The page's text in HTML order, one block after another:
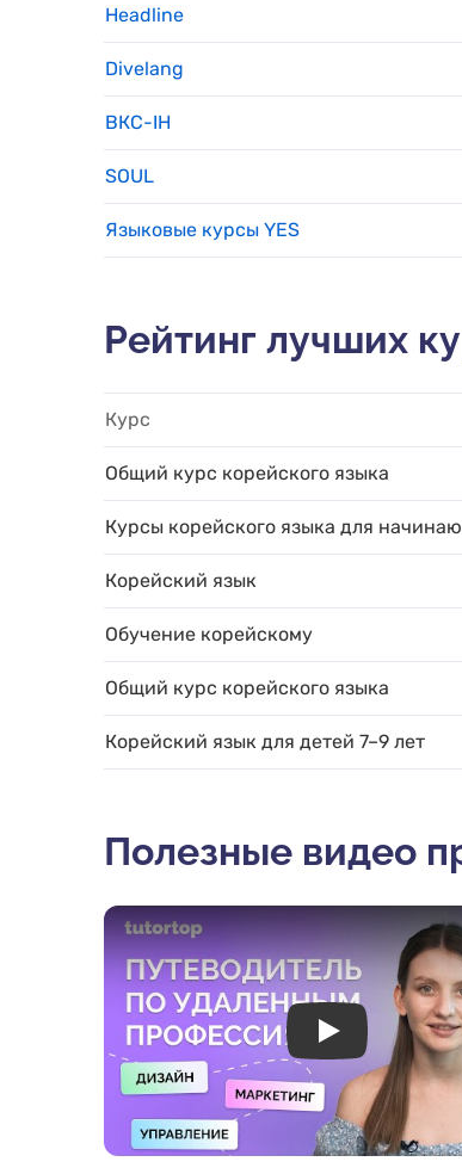
Headline
Divelang
ВКС-IH
SOUL
Языковые курсы YES
Рейтинг лучших
Курс
Общий курс корейского языка
Курсы корейского языка для
Корейский язык
Обучение корейскому
Общий курс корейского языка
Корейский язык для детей 7–9 лет
Полезные видео
Play